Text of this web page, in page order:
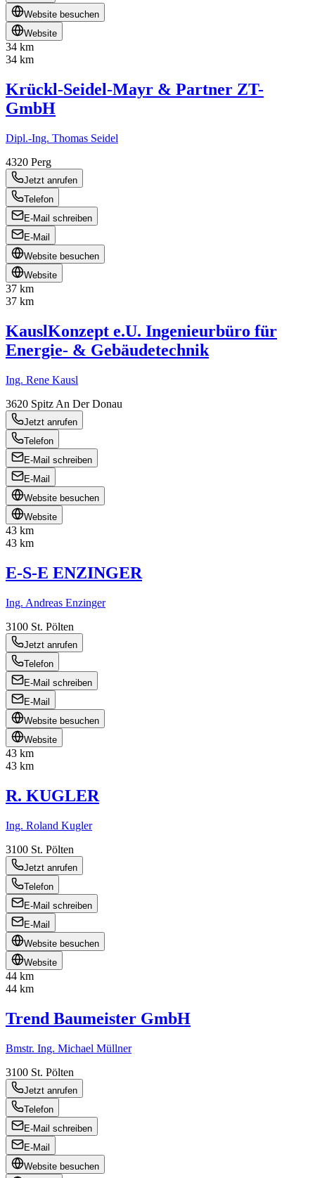
Website besuchen
Website
34 km
34 km
Krückl-Seidel-Mayr & Partner ZT-
GmbH
Dipl.-Ing. Thomas Seidel
4320 Perg
Jetzt anrufen
Telefon
E-Mail schreiben
E-Mail
Website besuchen
Website
37 km
37 km
KauslKonzept e.U. Ingenieurbüro für
Energie- & Gebäudetechnik
Ing. Rene Kausl
3620 Spitz An Der Donau
Jetzt anrufen
Telefon
E-Mail schreiben
E-Mail
Website besuchen
Website
43 km
43 km
E-S-E ENZINGER
Ing. Andreas Enzinger
3100 St. Pölten
Jetzt anrufen
Telefon
E-Mail schreiben
E-Mail
Website besuchen
Website
43 km
43 km
R. KUGLER
Ing. Roland Kugler
3100 St. Pölten
Jetzt anrufen
Telefon
E-Mail schreiben
E-Mail
Website besuchen
Website
44 km
44 km
Trend Baumeister GmbH
Bmstr. Ing. Michael Müllner
3100 St. Pölten
Jetzt anrufen
Telefon
E-Mail schreiben
E-Mail
Website besuchen